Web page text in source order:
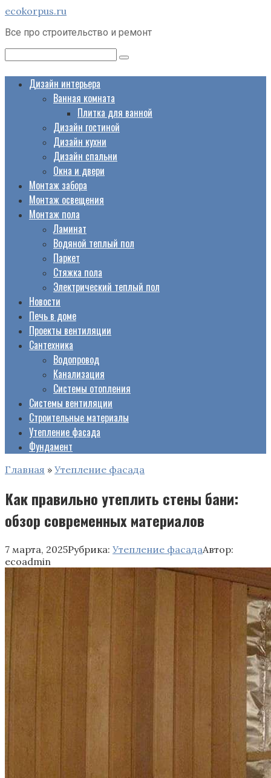
Перейти
контенту
ecokorpus.ru
Все про строительство и ремонт
Дизайн интерьера
Ванная комната
Плитка для ванной
Дизайн гостиной
Дизайн кухни
Дизайн спальни
Окна и двери
Монтаж забора
Монтаж освещения
Монтаж пола
Ламинат
Водяной теплый пол
Паркет
Стяжка пола
Электрический теплый пол
Новости
Печь в доме
Проекты вентиляции
Сантехника
Водопровод
Канализация
Системы отопления
Системы вентиляции
Строительные материалы
Утепление фасада
Фундамент
Главная » Утепление фасада
Как правильно утеплить стены бани:
обзор современных материалов
7 марта, 2025Рубрика: Утепление фасадаАвтор:
ecoadmin